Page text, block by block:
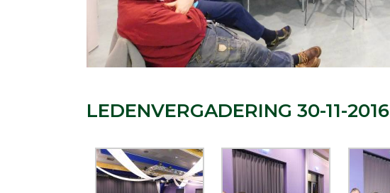
LEDENVERGADERING 30-11-2016